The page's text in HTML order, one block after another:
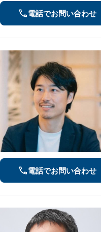
電話でお問い合わせ
電話でお問い合わせ